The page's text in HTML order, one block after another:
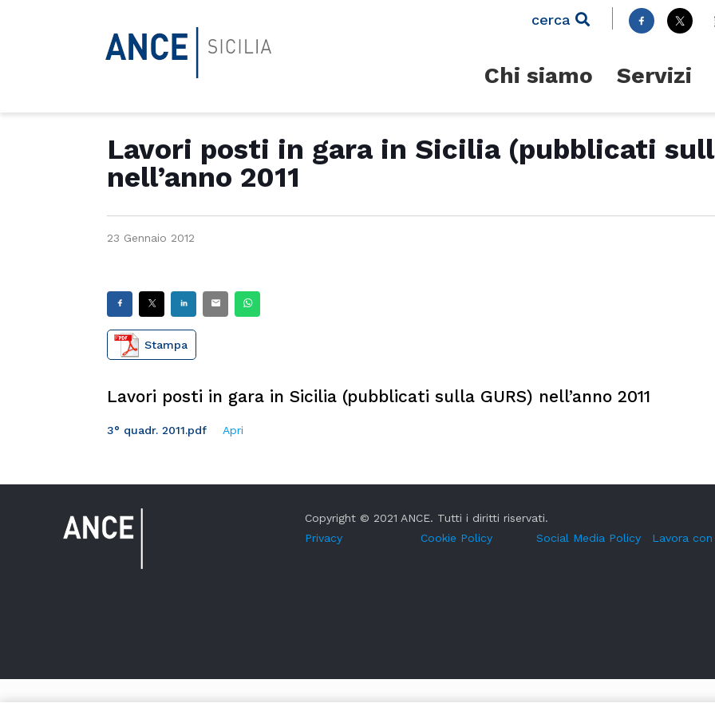
cerca
Chi siamo Servizi
Lavori posti in gara in Sicilia (pubblicati
nell’anno 2011
23 Gennaio 2012
Stampa
Lavori posti in gara in Sicilia (pubblicati sulla GURS) nell’anno 2011
3° quadr. 2011.pdf Apri
Copyright © 2021 ANCE. Tutti i diritti riservati.
Privacy
Cookie Policy Social Media Policy Lavora